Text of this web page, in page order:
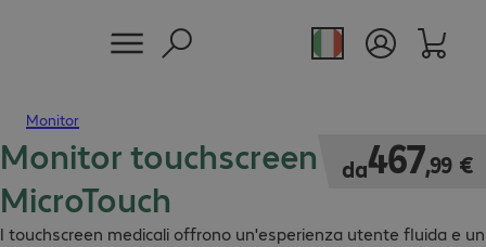
Monitor
Monitor touchscreen medico
MicroTouch
I touchscreen medicali offrono un'esperienza utente fluida e un
da467,99 €
467,99 €